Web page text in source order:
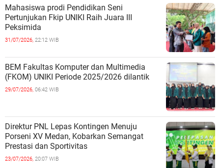
Mahasiswa prodi Pendidikan Seni
Pertunjukan Fkip UNIKI Raih Juara III
Peksimida
31/07/2026, 22:12 WIB
BEM Fakultas Komputer dan Multimedia
(FKOM) UNIKI Periode 2025/2026 dilantik
29/07/2026, 06:42 WIB
Direktur PNL Lepas Kontingen Menuju
Porseni XV Medan, Kobarkan Semangat
Prestasi dan Sportivitas
23/07/2026, 20:07 WIB